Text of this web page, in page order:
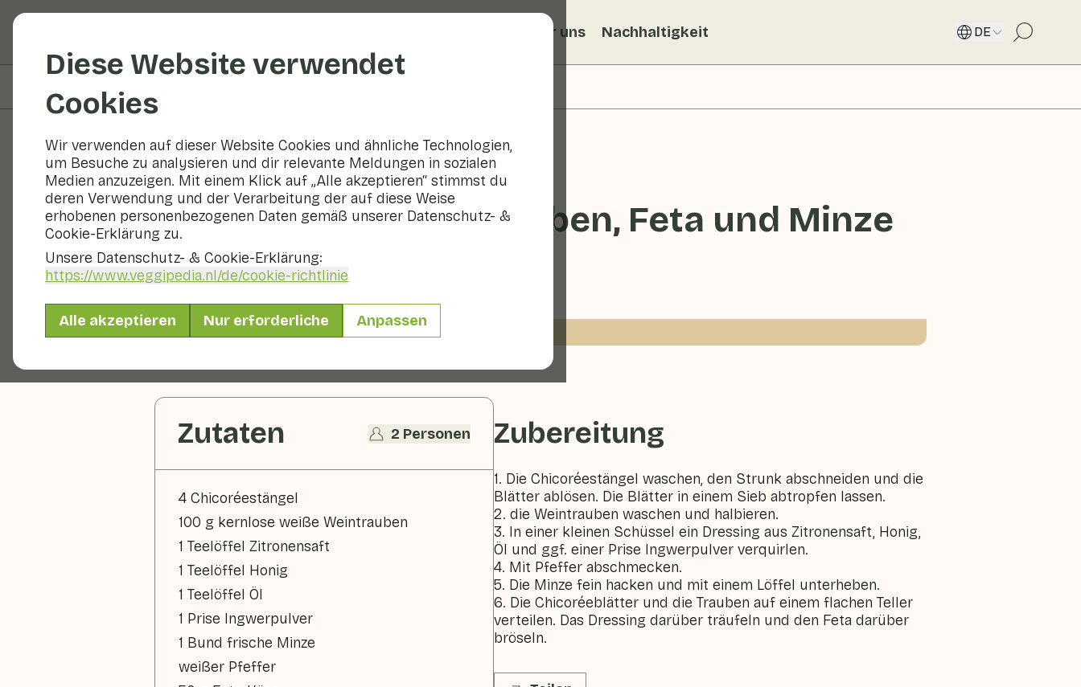
Diese Website verwendet
Cookies
Wir verwenden auf dieser Website Cookies und ähnliche Technologien,
um Besuche zu analysieren und dir relevante Meldungen in sozialen
Medien anzuzeigen. Mit einem Klick auf „Alle akzeptieren“ stimmst du
deren Verwendung und der Verarbeitung der auf diese Weise
erhobenen personenbezogenen Daten gemäß unserer Datenschutz- &
Cookie-Erklärung zu.
Unsere Datenschutz- & Cookie-Erklärung:
https://www.veggipedia.nl/de/cookie-richtlinie
Alle akzeptieren Nur erforderliche Anpassen
Über uns Nachhaltigkeit DE
Rezepte
Chicoréesalat mit Trauben, Feta und Minze
Mittagessen 2 Personen
Mit saisonalen Produkten
Zutaten 2 Personen
4 Chicoréestängel
100 g kernlose weiße Weintrauben
1 Teelöffel Zitronensaft
1 Teelöffel Honig
1 Teelöffel Öl
1 Prise Ingwerpulver
1 Bund frische Minze
weißer Pfeffer
Zubereitung
1. Die Chicoréestängel waschen, den Strunk abschneiden und die
Blätter ablösen. Die Blätter in einem Sieb abtropfen lassen.
2. die Weintrauben waschen und halbieren.
3. In einer kleinen Schüssel ein Dressing aus Zitronensaft, Honig,
Öl und ggf. einer Prise Ingwerpulver verquirlen.
4. Mit Pfeffer abschmecken.
5. Die Minze fein hacken und mit einem Löffel unterheben.
6. Die Chicoréeblätter und die Trauben auf einem flachen Teller
verteilen. Das Dressing darüber träufeln und den Feta darüber
bröseln.